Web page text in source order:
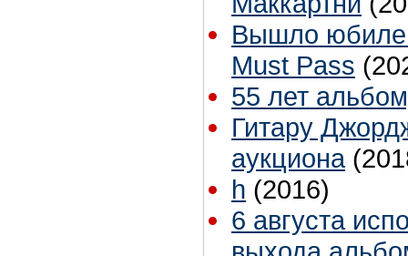
Вышло
Must Pass
55 лет
Гитару
аукциона
h (2016)
6 августа